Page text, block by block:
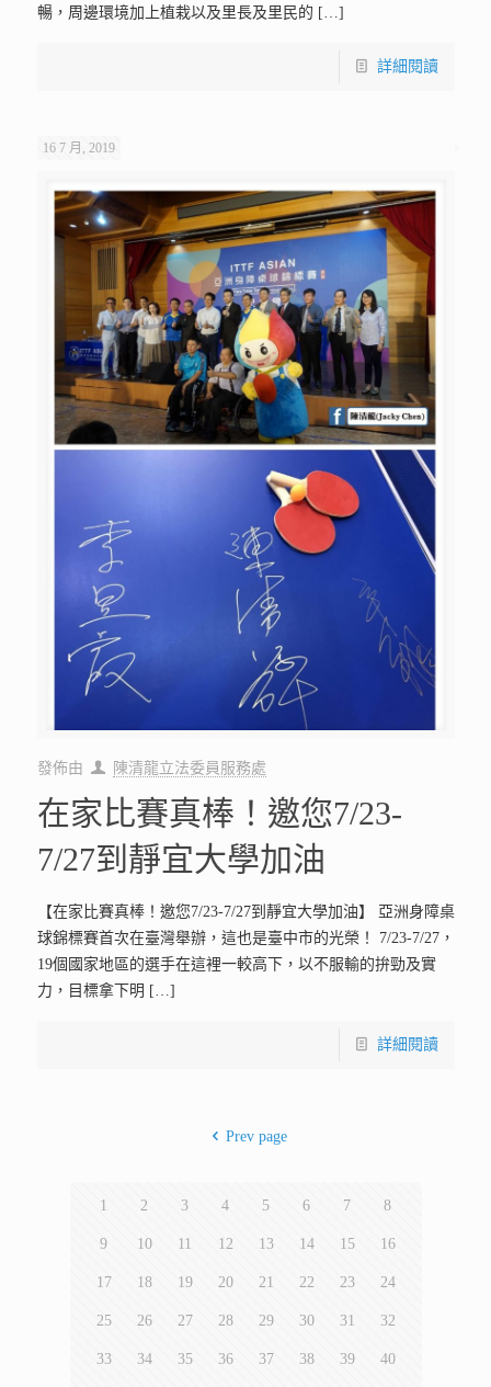
暢，周邊環境加上植栽以及里長及里民的 […]
詳細閱讀
16 7 月, 2019
發佈由 陳清龍立法委員服務處
在家比賽真棒！邀您7/23-
7/27到靜宜大學加油
【在家比賽真棒！邀您7/23-7/27到靜宜大學加油】 亞洲身障桌
球錦標賽首次在臺灣舉辦，這也是臺中市的光榮！ 7/23-7/27，
19個國家地區的選手在這裡一較高下，以不服輸的拚勁及實
力，目標拿下明 […]
詳細閱讀
Prev page
1 2 3 4 5 6 7 8
9 10 11 12 13 14 15 16
17 18 19 20 21 22 23 24
25 26 27 28 29 30 31 32
33 34 35 36 37 38 39 40